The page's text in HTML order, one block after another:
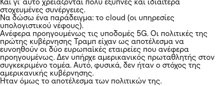
Και γι' αυτό χρειάζονται πολύ έξυπνες και ιδιαίτερα
στοχευμένες συνέργειες.
Να δώσω ένα παράδειγμα: το cloud (οι υπηρεσίες
υπολογιστικού νέφους).
Ανέφερα προηγουμένως τις υποδομές 5G. Οι πολιτικές της
πρώτης κυβέρνησης Τραμπ είχαν ως αποτέλεσμα να
ευνοηθούν οι δύο ευρωπαϊκές εταιρείες που ανέφερα
προηγουμένως. Δεν υπήρχε αμερικανικός πρωταθλητής στον
συγκεκριμένο τομέα. Αυτό, φυσικά, δεν ήταν ο στόχος της
αμερικανικής κυβέρνησης.
Ήταν όμως το αποτέλεσμα των πολιτικών της.